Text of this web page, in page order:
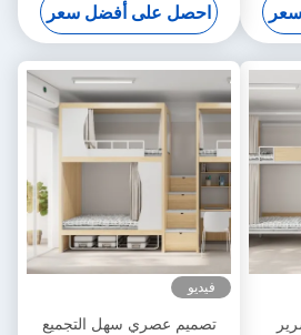
الطاولة
احصل على أفضل سعر
فيديو
تصميم عصري سهل التجميع